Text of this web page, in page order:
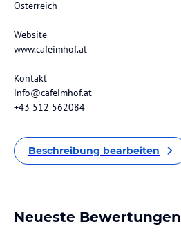
Österreich
Website
www.cafeimhof.at
Kontakt
info@cafeimhof.at
+43 512 562084
Beschreibung bearbeiten
Neueste Bewertungen